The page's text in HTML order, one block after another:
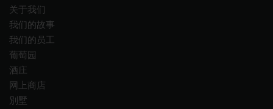
关于我们
我们的故事
我们的员工
葡萄园
酒庄
网上商店
別墅